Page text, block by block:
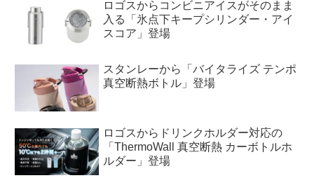
ロゴスからコンビニアイスがそのまま
入る「氷点下キープシリンダー・アイ
スコア」登場
スタンレーから「バイタライズ テンポ
真空断熱ボトル」登場
ロゴスからドリンクホルダー対応の
「ThermoWall 真空断熱 カーボトルホ
ルダー」登場